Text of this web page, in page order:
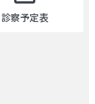
診察予定表